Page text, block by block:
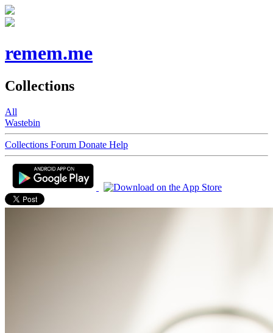
remem.me
Collections
All
Wastebin
Collections Forum Donate Help